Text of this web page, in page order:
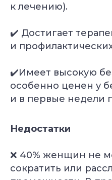
к лечению).
✔️ Достигает
и
✔️Имеет высокую
особенно ценен у
и в первые недели
Недостатки
❌ 40% женщин не
сократить или